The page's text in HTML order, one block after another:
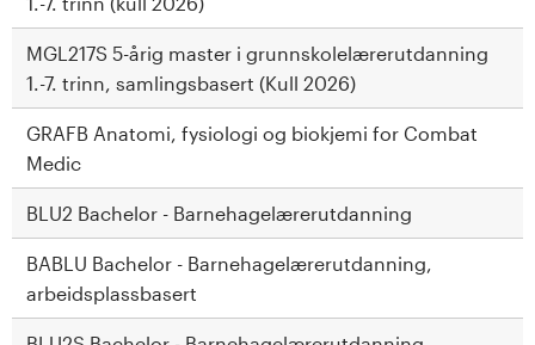
U
v
e
MGL217S 5-årig master i grunnskolelærerutdanning
1.-7. trinn, samlingsbasert (Kull 2026)
GRAFB Anatomi, fysiologi og biokjemi for Combat
Medic
BLU2 Bachelor - Barnehagelærerutdanning
BABLU Bachelor - Barnehagelærerutdanning,
arbeidsplassbasert